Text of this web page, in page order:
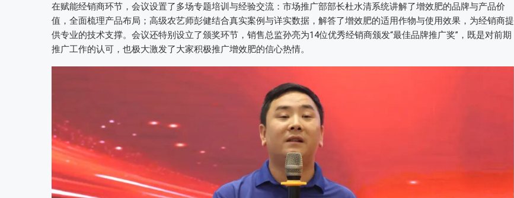
在赋能经销商环节，会议设置了多场专题培训与经验交流：市场推广部部长杜水清系统讲解了增效肥的品牌与产品价
值，全面梳理产品布局；高级农艺师彭健结合真实案例与详实数据，解答了增效肥的适用作物与使用效果，为经销商提
供专业的技术支撑。会议还特别设立了颁奖环节，销售总监孙亮为14位优秀经销商颁发“最佳品牌推广奖”，既是对前期
推广工作的认可，也极大激发了大家积极推广增效肥的信心热情。